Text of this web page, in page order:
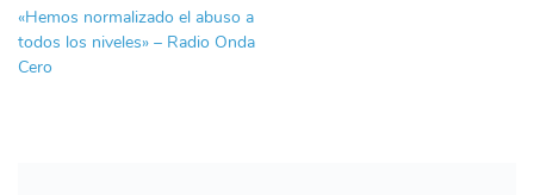
Navegación
de
entradas
«Hemos normalizado el abuso a
todos los niveles» – Radio Onda
Cero